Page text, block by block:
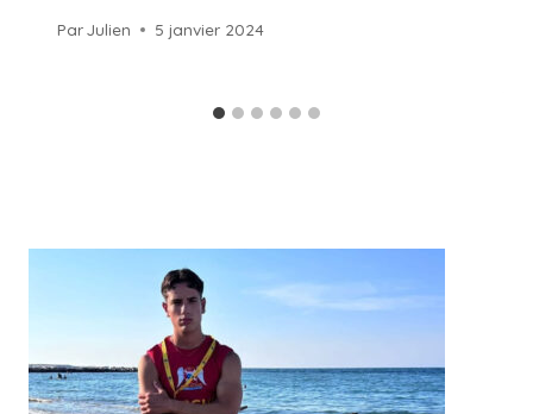
ParJulien 5 janvier 2024